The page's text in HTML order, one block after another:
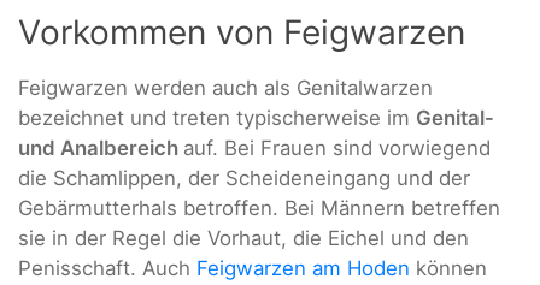
Vorkommen von Feigwarzen
Feigwarzen werden auch als Genitalwarzen
bezeichnet und treten typischerweise im Genital-
und Analbereich auf. Bei Frauen sind vorwiegend
die Schamlippen, der Scheideneingang und der
Gebärmutterhals betroffen. Bei Männern betreffen
sie in der Regel die Vorhaut, die Eichel und den
Penisschaft. Auch Feigwarzen am Hoden können